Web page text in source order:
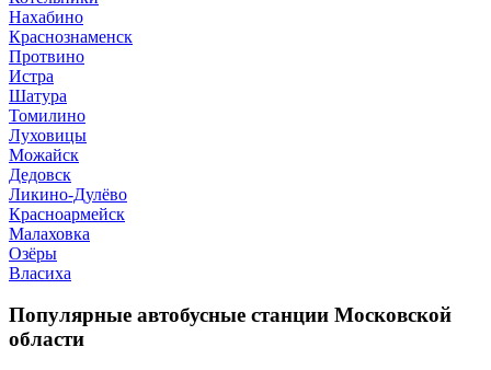
Нахабино
Краснознаменск
Протвино
Истра
Шатура
Томилино
Луховицы
Можайск
Дедовск
Ликино-Дулёво
Красноармейск
Малаховка
Озёры
Власиха
Популярные автобусные станции Московской
области